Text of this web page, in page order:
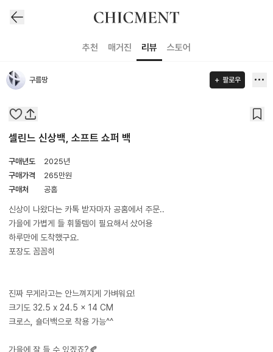
추천 매거진 리뷰 스토어
구름땅 팔로우
셀린느 신상백, 소프트 쇼퍼 백
구매년도
2025년
구매가격
265만원
구매처
공홈
신상이 나왔다는 카톡 받자마자 공홈에서 주문..
가을에 가볍게 들 휘뚤템이 필요해서 샀어용
​하루만에 도착했구요.
포장도 꼼꼼히
진짜 무게라고는 안느껴지게 가벼워요!
크기도 32.5 x 24.5 x 14 CM
크로스, 숄더백으로 착용 가능^^
​가을에 잘 들 수 있겠죠?🍂